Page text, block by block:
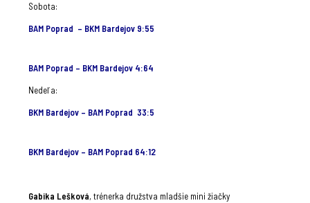
Sobota:
BAM Poprad – BKM Bardejov 9:55
BAM Poprad – BKM Bardejov 4:64
Nedeľa:
BKM Bardejov – BAM Poprad 33:5
BKM Bardejov – BAM Poprad 64:12
Gabika Lešková, trénerka družstva mladšie mini žiačky